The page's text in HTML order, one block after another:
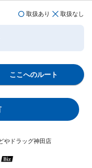
やドラッグ神田店
取扱あり 取扱なし
ここへのルート